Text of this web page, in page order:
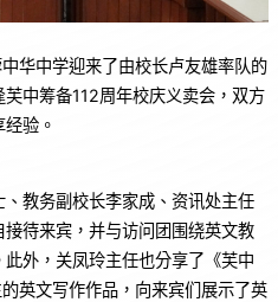
华中学迎来了由校长卢友雄率队的
中筹备112周年校庆义卖会，双方
验。
教务副校长李家成、资讯处主任
待来宾，并与访问团围绕英文教
外，关凤玲主任也分享了《芙中
英文写作作品，向来宾们展示了英